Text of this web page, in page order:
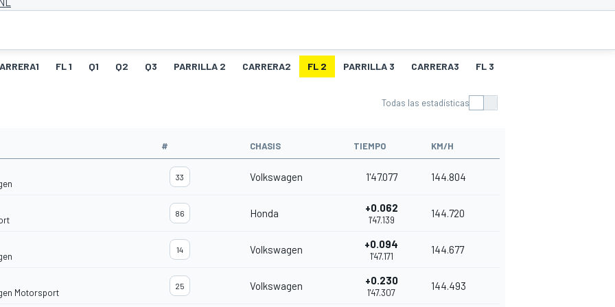
FL 1 Q1 Q2 Q3 PARRILLA 2 CARRERA2 FL 2 PARRILLA 3 CARRERA3 FL 3
Todas las estadísticas
# CHASIS TIEMPO KM/H
33 Volkswagen 1'47.077 144.804
86 Honda +0.062
1'47.139
144.720
14 Volkswagen +0.094
1'47.171
144.677
Motorsport
25 Volkswagen +0.230
1'47.307
144.493